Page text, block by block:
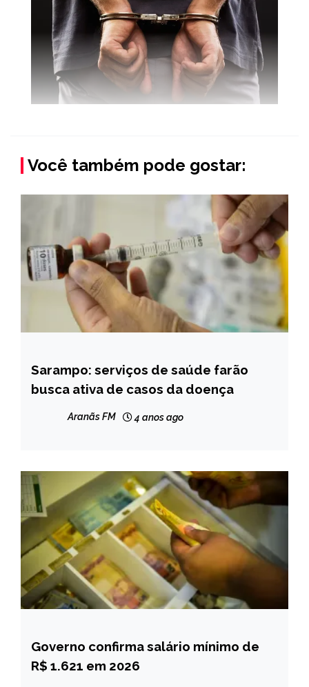
Você também pode gostar:
BRASIL
NOTÍCIAS
Sarampo: serviços de saúde farão
busca ativa de casos da doença
Aranãs FM 4 anos ago
BRASIL
NOTÍCIAS
Governo confirma salário mínimo de
R$ 1.621 em 2026